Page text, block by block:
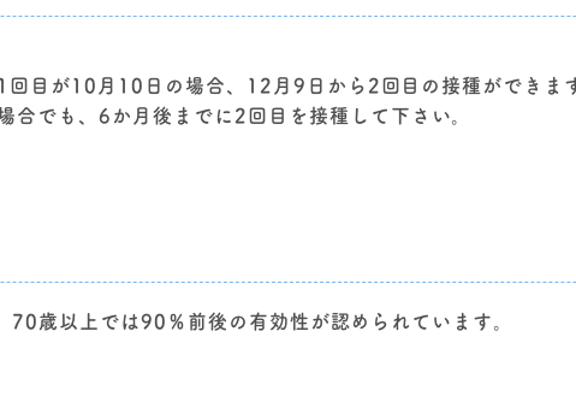
回目が10月10日の場合、12月9日から2回目の接種ができま
合でも、6か月後までに2回目を接種して下さい。
歳以上では90％前後の有効性が認められています。